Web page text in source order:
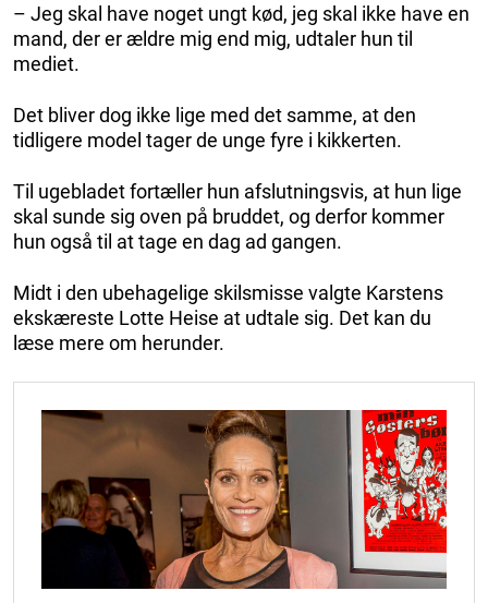
– Jeg skal have noget ungt kød, jeg skal ikke have en
mand, der er ældre mig end mig, udtaler hun til
mediet.
Det bliver dog ikke lige med det samme, at den
tidligere model tager de unge fyre i kikkerten.
Til ugebladet fortæller hun afslutningsvis, at hun lige
skal sunde sig oven på bruddet, og derfor kommer
hun også til at tage en dag ad gangen.
Midt i den ubehagelige skilsmisse valgte Karstens
ekskæreste Lotte Heise at udtale sig. Det kan du
læse mere om herunder.